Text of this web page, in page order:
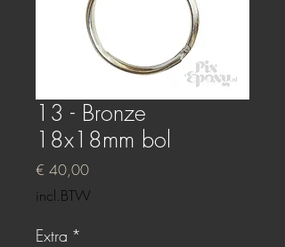
13 - Bronze
18x18mm bol
€ 40,00Prijs
incl.BTW
Extra *